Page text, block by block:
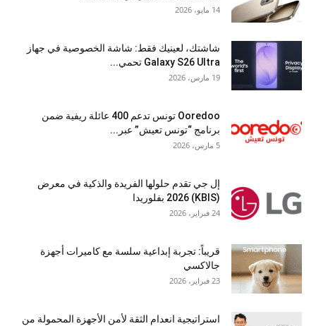
14 مايو، 2026
شاشتك، لعينيك فقط: شاشة الخصوصية في جهاز
Galaxy S26 Ultra تحمي...
19 مارس، 2026
Ooredoo تونس تدعم 400 عائلة ريفية ضمن
برنامج “تونس تعيش” عبر...
5 مارس، 2026
إل جي تقدم حلولها الفريدة والذكية في معرض
(KBIS) 2026 بفلوريدا
24 فبراير، 2026
قريباً: تجربة إبداعية سلسة مع كاميرات أجهزة
جالاكسي
23 فبراير، 2026
استراتيجية انعدام الثقة لأمن الأجهزة المحمولة من